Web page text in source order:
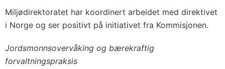
Miljødirektoratet har koordinert arbeidet med direktivet
i Norge og ser positivt på initiativet fra Kommisjonen.
Jordsmonnsovervåking og bærekraftig
forvaltningspraksis